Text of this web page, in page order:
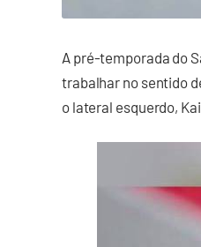
A pré-temporada do
trabalhar no sentido
o lateral esquerdo,